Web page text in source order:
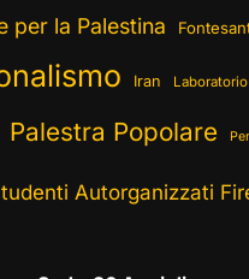
per la Palestina
Iran
Palestra Popolare
Autorganizzati